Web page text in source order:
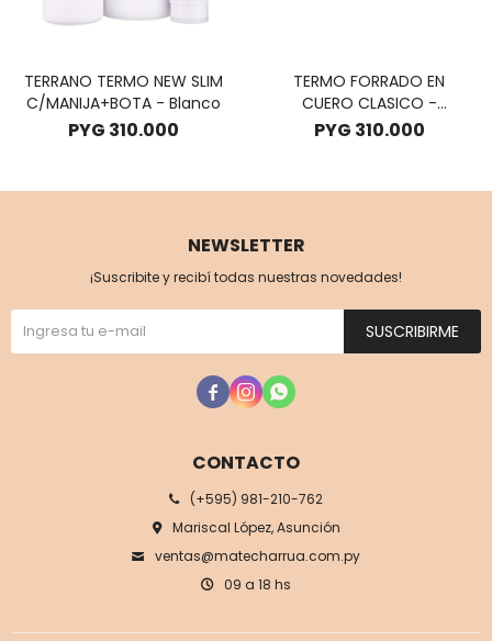
TERRANO TERMO NEW SLIM
C/MANIJA+BOTA - Blanco
PYG 310.000
TERMO FORRADO EN
CUERO CLASICO -
MARRON CLARO C/ CINTA
PYG 310.000
CONTACTO
(+595) 981-210-762
Mariscal López, Asunción
ventas@matecharrua.com.py
09 a 18 hs
NEWSLETTER
¡Suscribite y recibí todas nuestras novedades!
SUSCRIBIRME
  